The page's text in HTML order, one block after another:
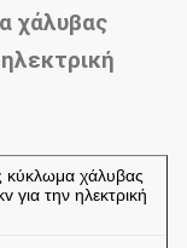
χάλυβας
κύκλωμα χάλυβας
την ηλεκτρική